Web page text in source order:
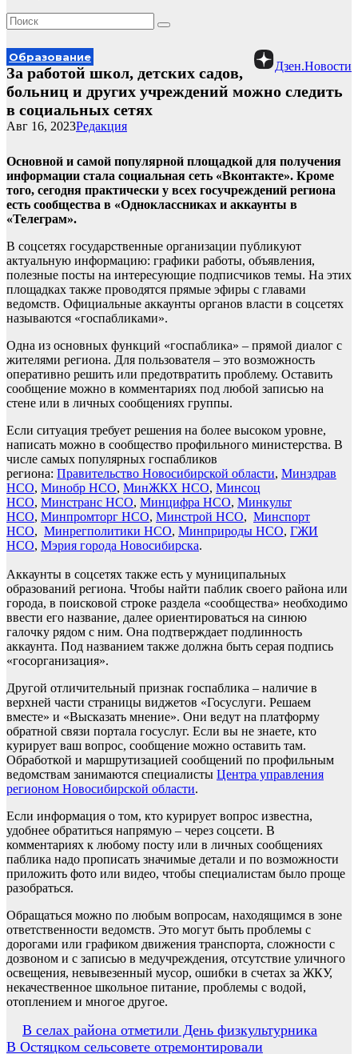
Дзен.Новости
Образование
За работой школ, детских садов,
больниц и других учреждений можно следить
в социальных сетях
Редакция
Авг 16, 2023
Основной и самой популярной площадкой для получения
информации стала социальная сеть «Вконтакте». Кроме
того, сегодня практически у всех госучреждений региона
есть сообщества в «Одноклассниках и аккаунты в
«Телеграм».
В соцсетях государственные организации публикуют
актуальную информацию: графики работы, объявления,
полезные посты на интересующие подписчиков темы. На этих
площадках также проводятся прямые эфиры с главами
ведомств. Официальные аккаунты органов власти в соцсетях
называются «госпабликами».
Одна из основных функций «госпаблика» – прямой диалог с
жителями региона. Для пользователя – это возможность
оперативно решить или предотвратить проблему. Оставить
сообщение можно в комментариях под любой записью на
стене или в личных сообщениях группы.
Если ситуация требует решения на более высоком уровне,
написать можно в сообщество профильного министерства. В
числе самых популярных госпабликов
региона: Правительство Новосибирской области, Минздрав
НСО, Минобр НСО, МинЖКХ НСО, Минсоц
НСО, Минстранс НСО, Минцифра НСО, Минкульт
НСО, Минпромторг НСО, Минстрой НСО, Минспорт
НСО, Минрегполитики НСО, Минприроды НСО, ГЖИ
НСО, Мэрия города Новосибирска.
Аккаунты в соцсетях также есть у муниципальных
образований региона. Чтобы найти паблик своего района или
города, в поисковой строке раздела «сообщества» необходимо
ввести его название, далее ориентироваться на синюю
галочку рядом с ним. Она подтверждает подлинность
аккаунта. Под названием также должна быть серая подпись
«госорганизация».
Другой отличительный признак госпаблика – наличие в
верхней части страницы виджетов «Госуслуги. Решаем
вместе» и «Высказать мнение». Они ведут на платформу
обратной связи портала госуслуг. Если вы не знаете, кто
курирует ваш вопрос, сообщение можно оставить там.
Обработкой и маршрутизацией сообщений по профильным
ведомствам занимаются специалисты Центра управления
регионом Новосибирской области.
Если информация о том, кто курирует вопрос известна,
удобнее обратиться напрямую – через соцсети. В
комментариях к любому посту или в личных сообщениях
паблика надо прописать значимые детали и по возможности
приложить фото или видео, чтобы специалистам было проще
разобраться.
Обращаться можно по любым вопросам, находящимся в зоне
ответственности ведомств. Это могут быть проблемы с
дорогами или графиком движения транспорта, сложности с
дозвоном и с записью в медучреждения, отсутствие уличного
освещения, невывезенный мусор, ошибки в счетах за ЖКУ,
некачественное школьное питание, проблемы с водой,
отоплением и многое другое.
Навигация
В селах района отметили День физкультурника
В Остяцком сельсовете отремонтировали